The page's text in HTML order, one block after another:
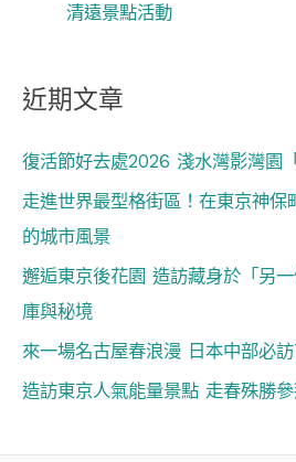
清遠景點活動
近期文章
復活節好去處2026 淺水灣影灣園
走進世界最型格街區！在東京神保
的城市風景
邂逅東京後花園 造訪藏身於「另
庫與秘境
來一場名古屋春浪漫 日本中部必
造訪東京人氣能量景點 走春殊勝